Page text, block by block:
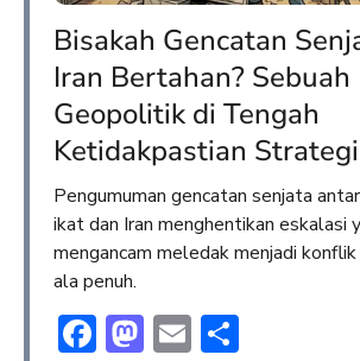
Bisakah Gencatan
Iran Bertahan? Sebuah
Geopolitik di Tengah
Ketidakpastian
Pengumuman gencatan senjata
ikat dan Iran menghentikan eskalasi
mengancam meledak menjadi
ala penuh.
Facebook
Mastodon
Email